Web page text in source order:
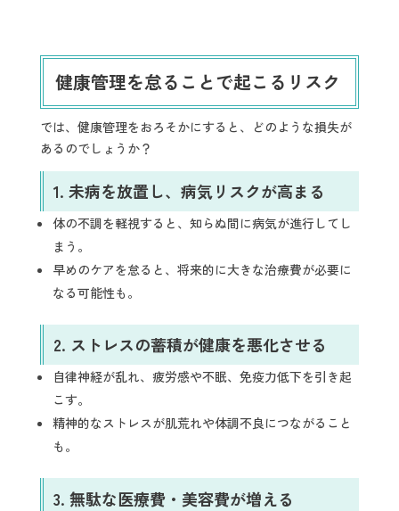
健康管理を怠ることで起こるリスク
では、健康管理をおろそかにすると、どのような損失が
あるのでしょうか？
1. 未病を放置し、病気リスクが高まる
体の不調を軽視すると、知らぬ間に病気が進行してし
まう。
早めのケアを怠ると、将来的に大きな治療費が必要に
なる可能性も。
2. ストレスの蓄積が健康を悪化させる
自律神経が乱れ、疲労感や不眠、免疫力低下を引き起
こす。
精神的なストレスが肌荒れや体調不良につながること
も。
3. 無駄な医療費・美容費が増える